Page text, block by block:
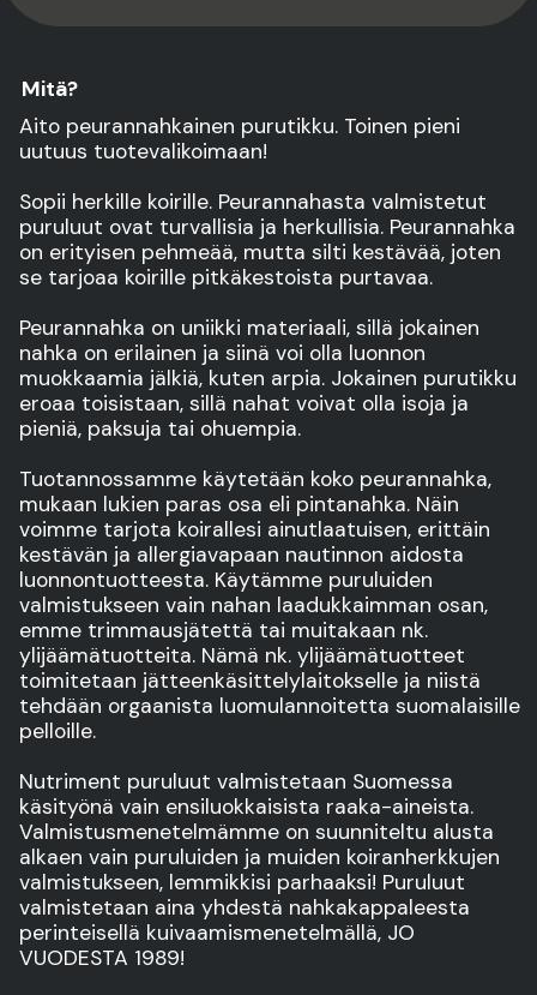
Mitä?
Aito peurannahkainen purutikku. Toinen pieni
uutuus tuotevalikoimaan!
Sopii herkille koirille. Peurannahasta valmistetut
puruluut ovat turvallisia ja herkullisia. Peurannahka
on erityisen pehmeää, mutta silti kestävää, joten
se tarjoaa koirille pitkäkestoista purtavaa.
Peurannahka on uniikki materiaali, sillä jokainen
nahka on erilainen ja siinä voi olla luonnon
muokkaamia jälkiä, kuten arpia. Jokainen purutikku
eroaa toisistaan, sillä nahat voivat olla isoja ja
pieniä, paksuja tai ohuempia.
Tuotannossamme käytetään koko peurannahka,
mukaan lukien paras osa eli pintanahka. Näin
voimme tarjota koirallesi ainutlaatuisen, erittäin
kestävän ja allergiavapaan nautinnon aidosta
luonnontuotteesta. Käytämme puruluiden
valmistukseen vain nahan laadukkaimman osan,
emme trimmausjätettä tai muitakaan nk.
ylijäämätuotteita. Nämä nk. ylijäämätuotteet
toimitetaan jätteenkäsittelylaitokselle ja niistä
tehdään orgaanista luomulannoitetta suomalaisille
pelloille.
Nutriment puruluut valmistetaan Suomessa
käsityönä vain ensiluokkaisista raaka-aineista.
Valmistusmenetelmämme on suunniteltu alusta
alkaen vain puruluiden ja muiden koiranherkkujen
valmistukseen, lemmikkisi parhaaksi! Puruluut
valmistetaan aina yhdestä nahkakappaleesta
perinteisellä kuivaamismenetelmällä, JO
VUODESTA 1989!